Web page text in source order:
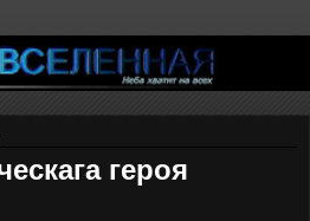
героя